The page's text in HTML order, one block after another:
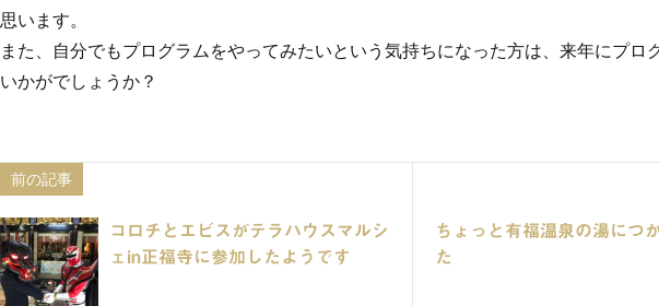
思います。
また、自分でもプログラムをやってみたいという気持ちになった方は、来年にプロ
いかがでしょうか？
前の記事
コロチとエビスがテラハウスマルシ
ェin正福寺に参加したようです
ちょっと有福温泉の湯につ
た